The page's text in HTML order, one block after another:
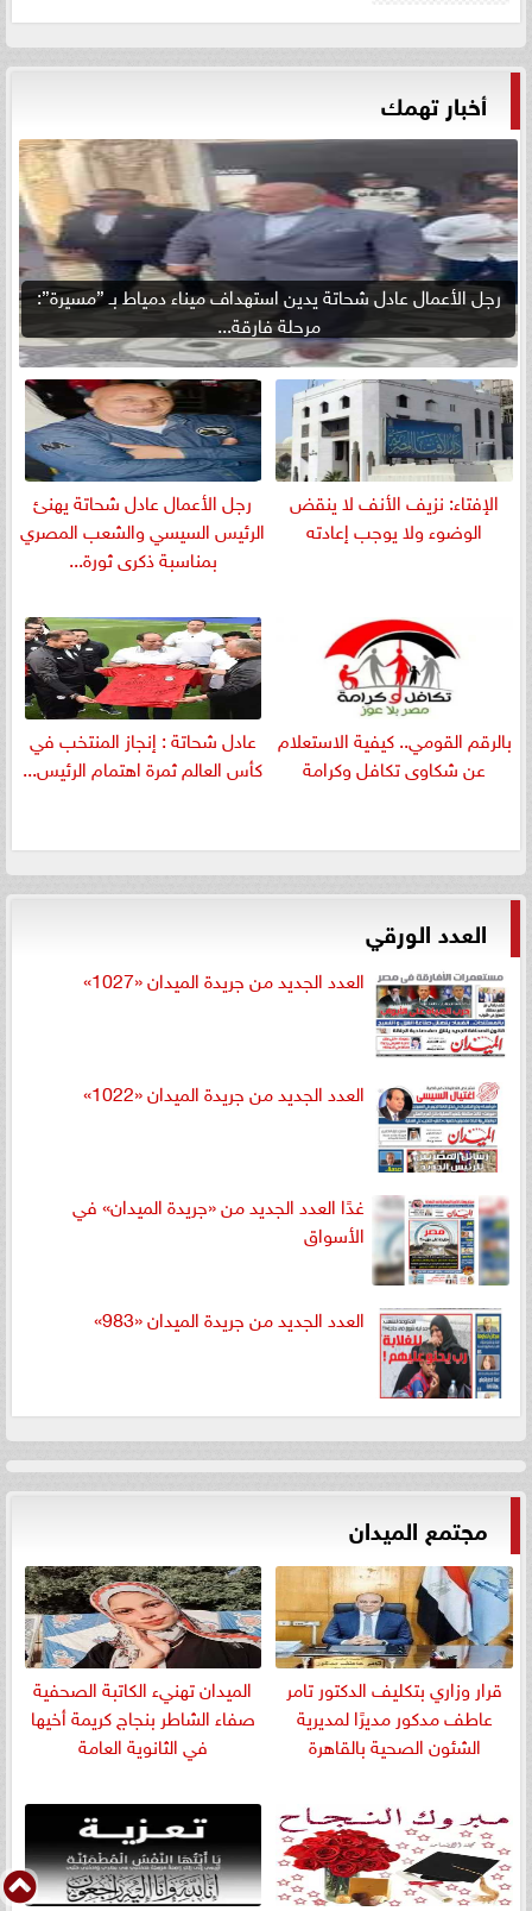
أخبار تهمك
رجل الأعمال عادل شحاتة يدين استهداف ميناء دمياط بـ ”مسيرة”:
مرحلة فارقة...
الإفتاء: نزيف الأنف لا ينقض
الوضوء ولا يوجب إعادته
رجل الأعمال عادل شحاتة يهنئ
الرئيس السيسي والشعب المصري
بمناسبة ذكرى ثورة...
بالرقم القومي.. كيفية الاستعلام
عن شكاوى تكافل وكرامة
عادل شحاتة : إنجاز المنتخب في
كأس العالم ثمرة اهتمام الرئيس...
العدد الورقي
العدد الجديد من جريدة الميدان «1027»
العدد الجديد من جريدة الميدان «1022»
غدًا العدد الجديد من «جريدة الميدان» في
الأسواق
العدد الجديد من جريدة الميدان «983»
مجتمع الميدان
قرار وزاري بتكليف الدكتور تامر
عاطف مدكور مديرًا لمديرية
الشئون الصحية بالقاهرة
الميدان تهنيء الكاتبة الصحفية
صفاء الشاطر بنجاج كريمة أخيها
في الثانوية العامة